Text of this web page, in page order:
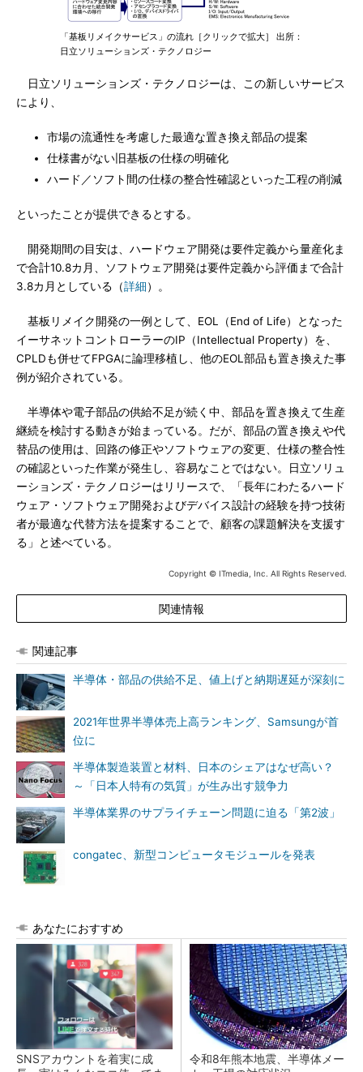
「基板リメイクサービス」の流れ［クリックで拡大］ 出所：
日立ソリューションズ・テクノロジー
日立ソリューションズ・テクノロジーは、この新しいサービス
により、
市場の流通性を考慮した最適な置き換え部品の提案
仕様書がない旧基板の仕様の明確化
ハード／ソフト間の仕様の整合性確認といった工程の削減
といったことが提供できるとする。
開発期間の目安は、ハードウェア開発は要件定義から量産化ま
で合計10.8カ月、ソフトウェア開発は要件定義から評価まで合計
3.8カ月としている（詳細）。
基板リメイク開発の一例として、EOL（End of Life）となった
イーサネットコントローラーのIP（Intellectual Property）を、
CPLDも併せてFPGAに論理移植し、他のEOL部品も置き換えた事
例が紹介されている。
半導体や電子部品の供給不足が続く中、部品を置き換えて生産
継続を検討する動きが始まっている。だが、部品の置き換えや代
替品の使用は、回路の修正やソフトウェアの変更、仕様の整合性
の確認といった作業が発生し、容易なことではない。日立ソリュ
ーションズ・テクノロジーはリリースで、「長年にわたるハード
ウェア・ソフトウェア開発およびデバイス設計の経験を持つ技術
者が最適な代替方法を提案することで、顧客の課題解決を支援す
る」と述べている。
Copyright © ITmedia, Inc. All Rights Reserved.
関連情報
関連記事
半導体・部品の供給不足、値上げと納期遅延が深刻に
2021年世界半導体売上高ランキング、Samsungが首
位に
半導体製造装置と材料、日本のシェアはなぜ高い？
～「日本人特有の気質」が生み出す競争力
半導体業界のサプライチェーン問題に迫る「第2波」
congatec、新型コンピュータモジュールを発表
あなたにおすすめ
SNSアカウントを着実に成
令和8年熊本地震、半導体メー